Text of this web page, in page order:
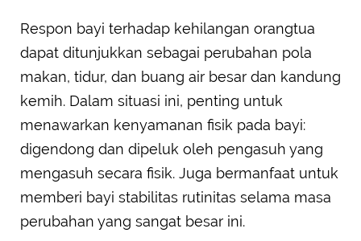
Respon bayi terhadap kehilangan orangtua
dapat ditunjukkan sebagai perubahan pola
makan, tidur, dan buang air besar dan kandung
kemih. Dalam situasi ini, penting untuk
menawarkan kenyamanan fisik pada bayi:
digendong dan dipeluk oleh pengasuh yang
mengasuh secara fisik. Juga bermanfaat untuk
memberi bayi stabilitas rutinitas selama masa
perubahan yang sangat besar ini.